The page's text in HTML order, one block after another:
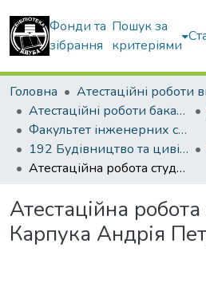
Фонди та
зібрання
Пошук за
критеріями
Головна
Атестаційні роботи бакалаврів
Факультет інженерних систем та екології
192 Будівництво та цивільна інженерія. Водопостачання та водовідведення
Атестаційна робота студента Карпука Андрія Петровича
Атестаційна
Карпука Андрія